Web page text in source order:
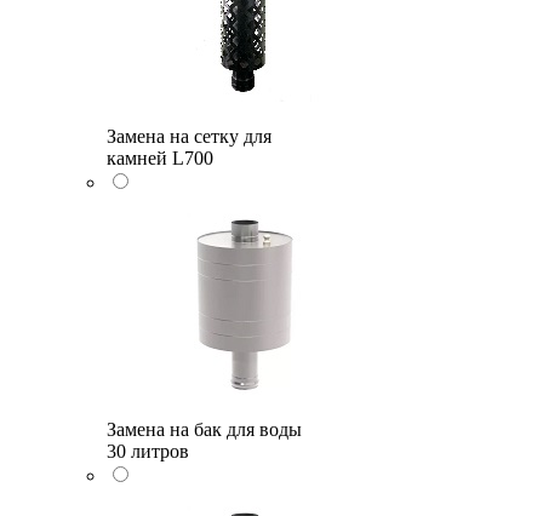
Замена на сетку для
камней L700
Замена на бак для воды
30 литров